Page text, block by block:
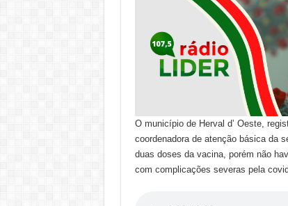
O município de Herval d’ Oeste,
coordenadora de atenção básica da
duas doses da vacina, porém não
com complicações severas pela